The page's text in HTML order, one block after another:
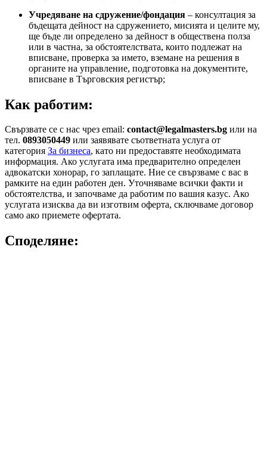
Учредяване на сдружение/фондация – консултация за
бъдещата дейност на сдружението, мисията и целите му,
ще бъде ли определено за дейност в обществена полза
или в частна, за обстоятелствата, които подлежат на
вписване, проверка за името, вземане на решения в
органите на управление, подготовка на документите,
вписване в Търговския регистър;
Как работим:
Свързвате се с нас чрез email: contact@legalmasters.bg или на
тел. 0893050449 или заявявате съответната услуга от
категория За бизнеса, като ни предоставяте необходимата
информация. Ако услугата има предварително определен
адвокатски хонорар, го заплащате. Ние се свързваме с вас в
рамките на един работен ден. Уточняваме всички факти и
обстоятелства, и започваме да работим по вашия казус. Ако
услугата изисква да ви изготвим оферта, сключваме договор
само ако приемете офертата.
Споделяне: